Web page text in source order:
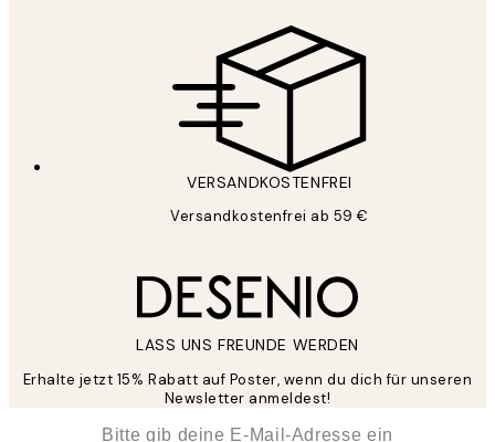
VERSANDKOSTENFREI
Versandkostenfrei ab 59 €
LASS UNS FREUNDE WERDEN
Erhalte jetzt 15% Rabatt auf Poster, wenn du dich für unseren
Newsletter anmeldest!